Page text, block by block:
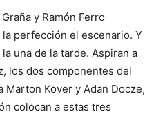
y Ramón Ferro
perfección el escenario. Y
una de la tarde. Aspiran a
los dos componentes del
Kover y Adan Docze,
colocan a estas tres